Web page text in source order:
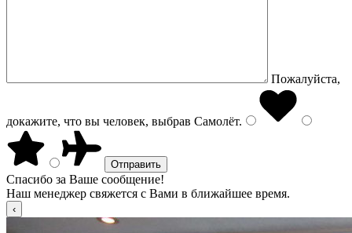
Пожалуйста,
докажите, что вы человек, выбрав Самолёт.
Спасибо за Ваше сообщение!
Наш менеджер свяжется с Вами в ближайшее время.